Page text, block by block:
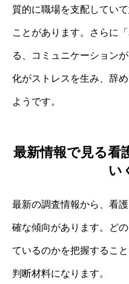
質的に職場を支配してい
ことがあります。さらに
る、コミュニケーション
化がストレスを生み、辞
ようです。
最新情報で見る看
い
最新の調査情報から、看
確な傾向があります。ど
ているのかを把握するこ
判断材料になります。